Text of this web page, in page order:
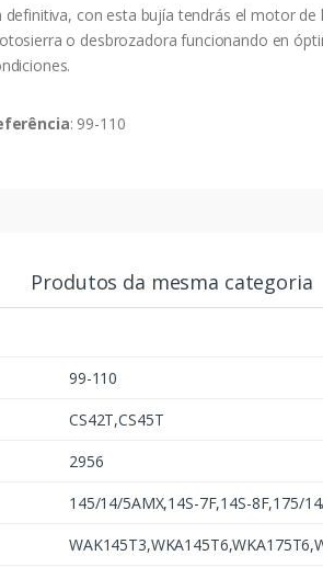
definitiva, con esta bujía tendrás el motor de
o desbrozadora funcionando en
: 99-110
Produtos da mesma categoria
99-110
CS42T,CS45T
2956
145/14/5AMX,14S-7F,14S-8F,175/